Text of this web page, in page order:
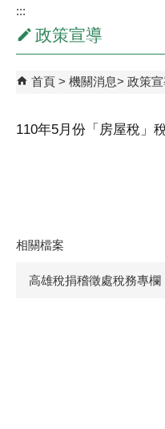
:::
政策宣導
首頁 機關消息 政策
110年5月份「房屋稅」
相關檔案
高雄稅捐稽徵處稅務專欄